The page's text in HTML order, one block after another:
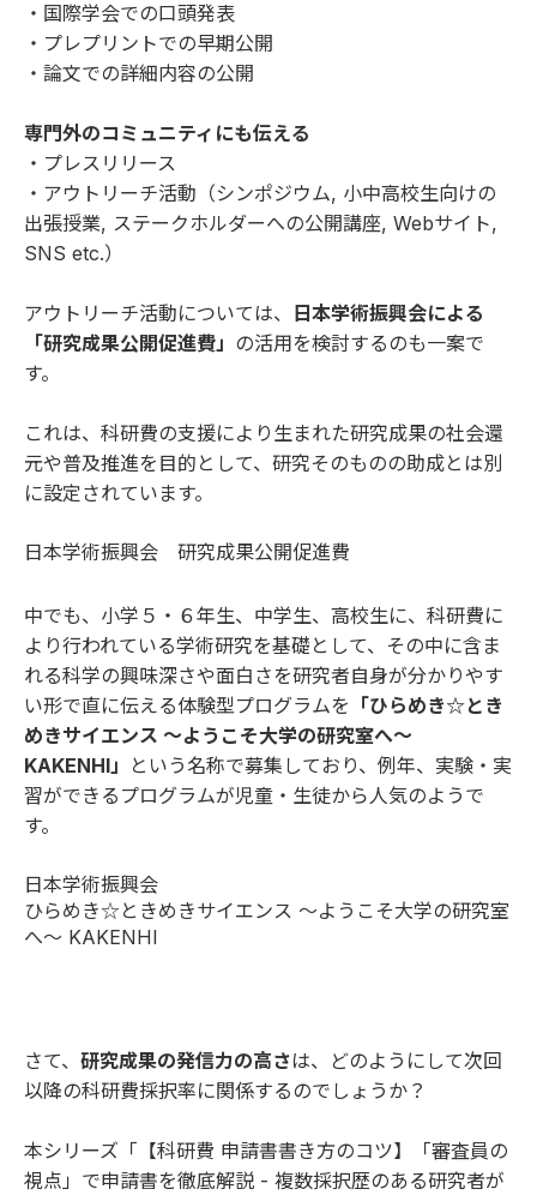
・国際学会での口頭発表
・プレプリントでの早期公開
・論文での詳細内容の公開
専門外のコミュニティにも伝える
・プレスリリース
・アウトリーチ活動（シンポジウム, 小中高校生向けの
出張授業, ステークホルダーへの公開講座, Webサイト,
SNS etc.）
アウトリーチ活動については、
日本学術振興会による
「研究成果公開促進費」 の活用を検討するのも一案で
す。
これは、科研費の支援により生まれた研究成果の社会還
元や普及推進を目的として、研究そのものの助成とは別
に設定されています。
日本学術振興会 研究成果公開促進費
中でも、小学５・６年生、中学生、高校生に、科研費に
より行われている学術研究を基礎として、その中に含ま
れる科学の興味深さや面白さを研究者自身が分かりやす
い形で直に伝える体験型プログラムを 「ひらめき☆とき
めきサイエンス ～ようこそ大学の研究室へ～
KAKENHI」
という名称で募集しており、例年、実験・実
習ができるプログラムが児童・生徒から人気のようで
す。
日本学術振興会
ひらめき☆ときめきサイエンス ～ようこそ大学の研究室
へ～ KAKENHI
さて、 研究成果の発信力の高さは、どのようにして次回
以降の科研費採択率に関係するのでしょうか？
本シリーズ「 【科研費 申請書書き方のコツ】「審査員の
視点」で申請書を徹底解説 - 複数採択歴のある研究者が